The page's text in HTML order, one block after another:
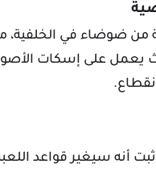
من ضوضاء في
على إسكات
ثبت أنه سيغير قواعد